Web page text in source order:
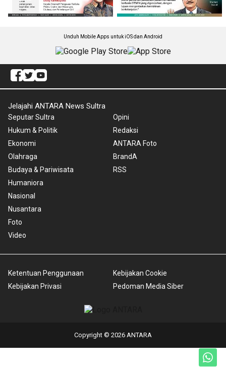
Unduh Mobile Apps untuk iOS dan Android
Jelajahi ANTARA News Sultra
Seputar Sultra
Hukum & Politik
Ekonomi
Olahraga
Budaya & Pariwisata
Humaniora
Nasional
Nusantara
Foto
Video
Opini
Redaksi
ANTARA Foto
BrandA
RSS
Ketentuan Penggunaan
Kebijakan Privasi
Kebijakan Cookie
Pedoman Media Siber
Copyright © 2026 ANTARA